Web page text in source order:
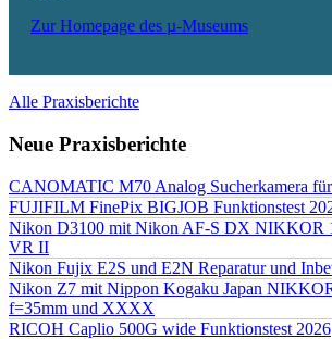
Zur Homepage des µ-Museums
Alle Praxisberichte
Neue Praxisberichte
CANOMATIC M70 Analog Sucherkamera
FUJIFILM FinePix BIGJOB Funktionstest
Nikon D3100 mit Nikon AF-S DX NIKKOR
VR II
Nikon Fujix E2S und E2N Reparatur und
Nikon Z7 mit Nippon Kogaku Japan
f=35mm und XXXX
RICOH Caplio 500G wide Funktionstest 2026